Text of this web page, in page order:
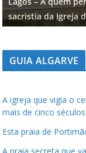
sacristia da Igreja
GUIA ALGARVE
A igreja que vigia o
mais de cinco séculos
Esta praia de
A praia secreta que